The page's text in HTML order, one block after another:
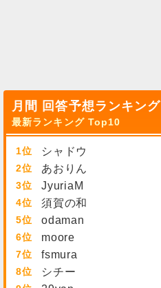
月間 回答予想ランキング
最新ランキング Top10
1 シャドウ
2 あおりん
3 JyuriaM
4 須賀の和
5 odaman
6 moore
7 fsmura
8 シチー